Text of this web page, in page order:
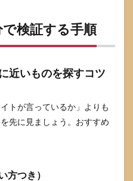
検証する手順
近いものを探すコツ
トが言っているか」よりも
先に見ましょう。おすすめ
方つき）